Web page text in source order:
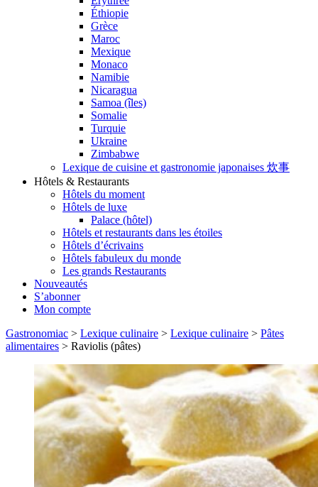
Éthiopie
Grèce
Maroc
Mexique
Monaco
Namibie
Nicaragua
Samoa (îles)
Somalie
Turquie
Ukraine
Zimbabwe
Lexique de cuisine et gastronomie japonaises 炊事
Hôtels & Restaurants
Hôtels du moment
Hôtels de luxe
Palace (hôtel)
Hôtels et restaurants dans les étoiles
Hôtels d’écrivains
Hôtels fabuleux du monde
Les grands Restaurants
Nouveautés
S’abonner
Mon compte
Gastronomiac > Lexique culinaire > Lexique culinaire > Pâtes
alimentaires > Raviolis (pâtes)